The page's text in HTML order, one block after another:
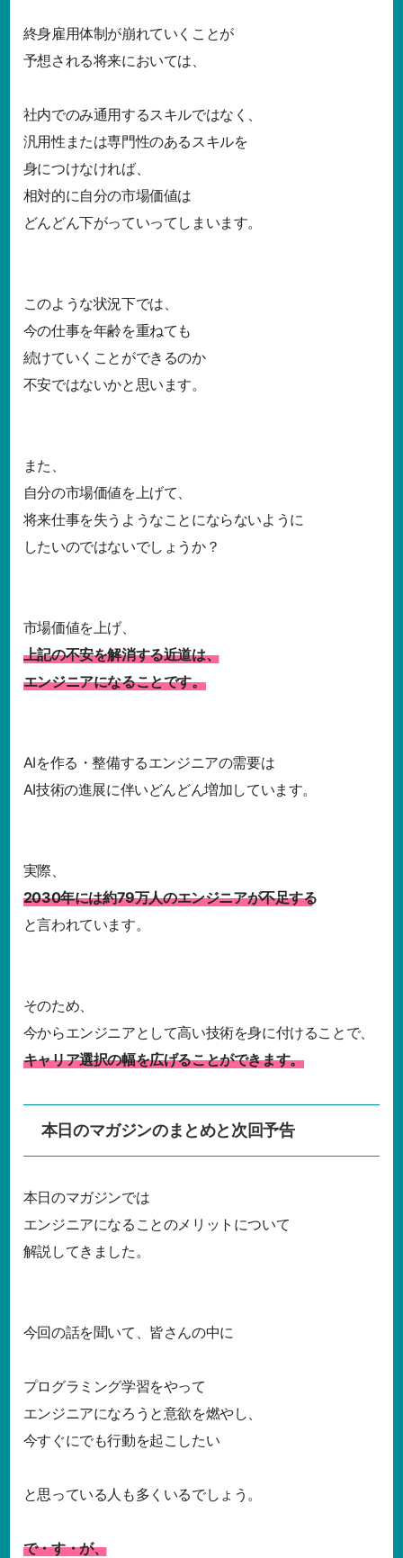
終身雇用体制が崩れていくことが
予想される将来においては、
社内でのみ通用するスキルではなく、
汎用性または専門性のあるスキルを
身につけなければ、
相対的に自分の市場価値は
どんどん下がっていってしまいます。
このような状況下では、
今の仕事を年齢を重ねても
続けていくことができるのか
不安ではないかと思います。
また、
自分の市場価値を上げて、
将来仕事を失うようなことにならないように
したいのではないでしょうか？
市場価値を上げ、
上記の不安を解消する近道は、
エンジニアになることです。
AIを作る・整備するエンジニアの需要は
AI技術の進展に伴いどんどん増加しています。
実際、
2030年には約79万人のエンジニアが不足する
と言われています。
そのため、
今からエンジニアとして高い技術を身に付けることで、
キャリア選択の幅を広げることができます。
本日のマガジンのまとめと次回予告
本日のマガジンでは
エンジニアになることのメリットについて
解説してきました。
今回の話を聞いて、皆さんの中に
プログラミング学習をやって
エンジニアになろうと意欲を燃やし、
今すぐにでも行動を起こしたい
と思っている人も多くいるでしょう。
で・す・が、